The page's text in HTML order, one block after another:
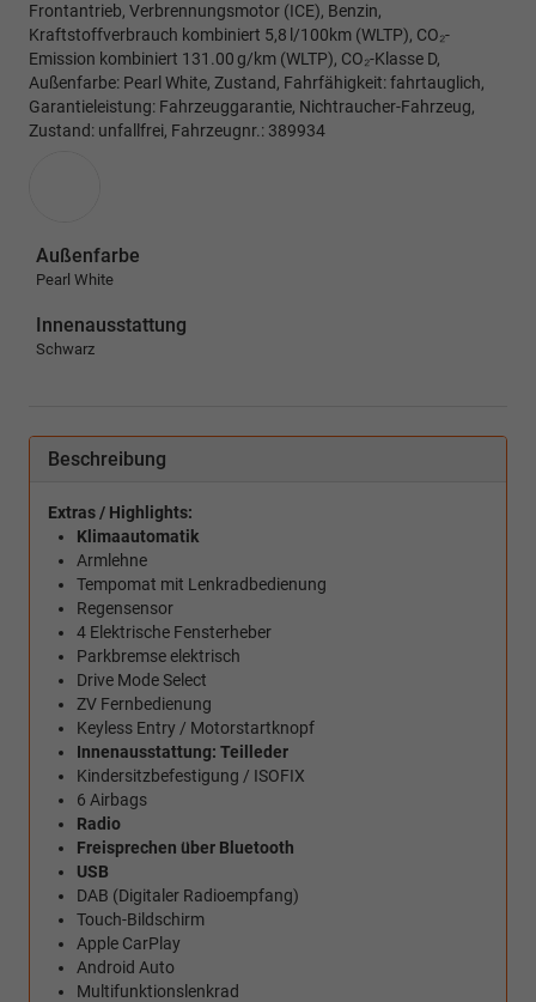
Frontantrieb, Verbrennungsmotor (ICE), Benzin,
Kraftstoffverbrauch kombiniert 5,8 l/100km (WLTP), CO₂-
Emission kombiniert 131.00 g/km (WLTP), CO₂-Klasse D,
Außenfarbe: Pearl White, Zustand, Fahrfähigkeit: fahrtauglich,
Garantieleistung: Fahrzeuggarantie, Nichtraucher-Fahrzeug,
Zustand: unfallfrei, Fahrzeugnr.: 389934
Außenfarbe
Pearl White
Innenausstattung
Schwarz
Beschreibung
Extras / Highlights:
Klimaautomatik
Armlehne
Tempomat mit Lenkradbedienung
Regensensor
4 Elektrische Fensterheber
Parkbremse elektrisch
Drive Mode Select
ZV Fernbedienung
Keyless Entry / Motorstartknopf
Innenausstattung: Teilleder
Kindersitzbefestigung / ISOFIX
6 Airbags
Radio
Freisprechen über Bluetooth
USB
DAB (Digitaler Radioempfang)
Touch-Bildschirm
Apple CarPlay
Android Auto
Multifunktionslenkrad